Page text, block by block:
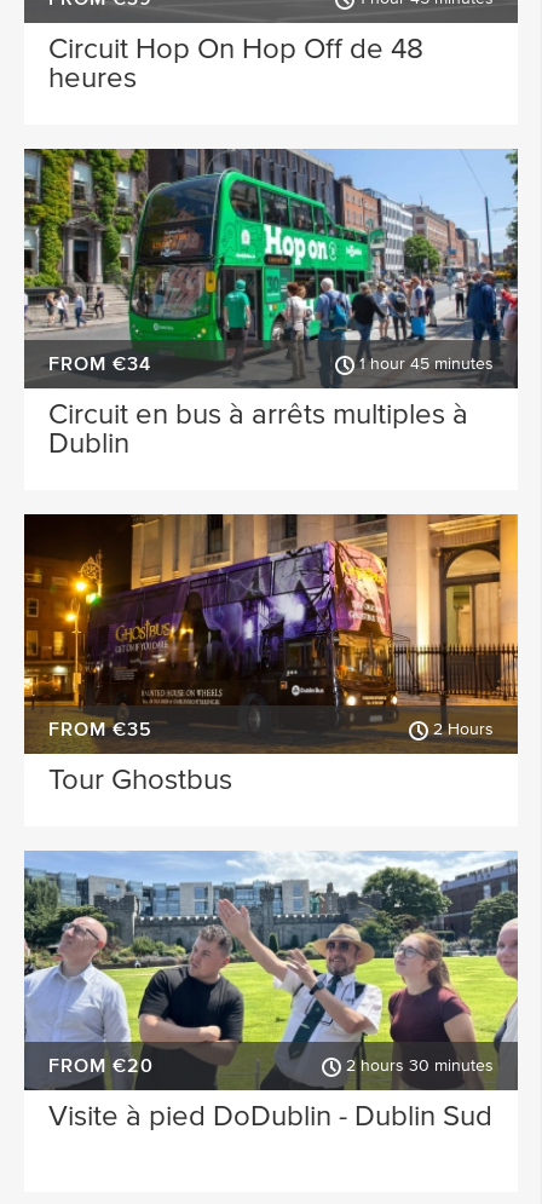
Tipperary Rosscommon
Leitrim
Circuit Hop On Hop Off de 48
heures
FROM €34 1 hour 45 minutes
Circuit en bus à arrêts multiples à
Dublin
FROM €35 2 Hours
Tour Ghostbus
FROM €20 2 hours 30 minutes
Visite à pied DoDublin - Dublin Sud